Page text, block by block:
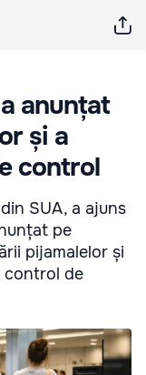
anunțat
și a
control
SUA, a ajuns
pe
pijamalelor și
control de